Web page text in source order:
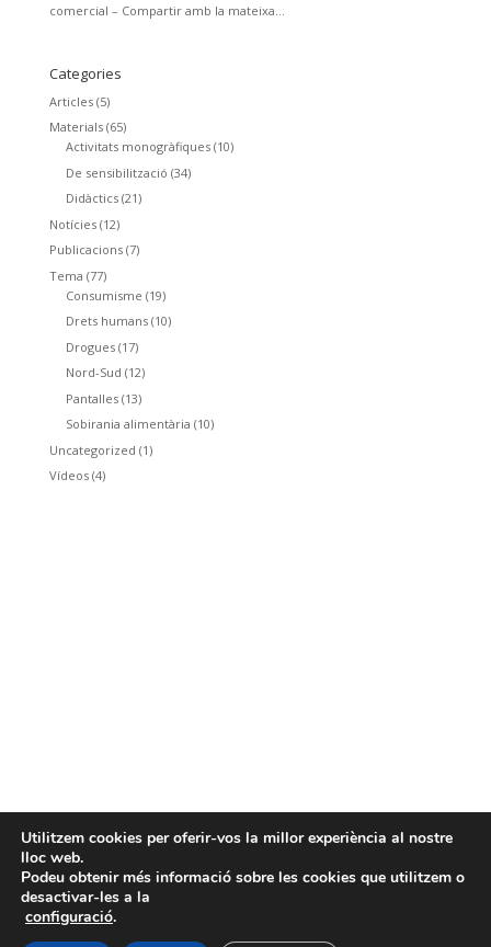
comercial – Compartir amb la mateixa...
Categories
Articles(5)
Materials(65)
Activitats monogràfiques(10)
De sensibilització (34)
Didàctics(21)
Notícies(12)
Publicacions(7)
Tema (77)
Consumisme (19)
Drets humans(10)
Drogues(17)
Nord-Sud (12)
Pantalles(13)
Sobirania alimentària (10)
Uncategorized (1)
Vídeos(4)
INICI
QUÈ OFERIM?
FESTA LA TEVA!
STOP SEXPREADING
LA COOPERATIVA
Utilitzem cookies per oferir-vos la millor experiència al nostre
lloc web.
Podeu obtenir més informació sobre les cookies que utilitzem o
desactivar-les a la
configuració.